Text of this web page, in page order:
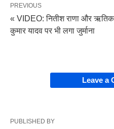
PREVIOUS
« VIDEO: नितीश राणा और ऋतिक
कुमार यादव पर भी लगा जुर्माना
Leave a
PUBLISHED BY